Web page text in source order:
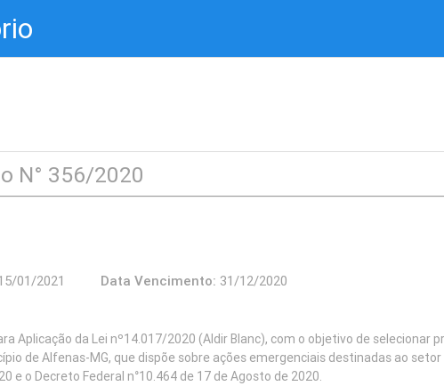
N° 356/2020
01/2021 Data Vencimento: 31/12/2020
Aplicação da Lei nº14.017/2020 (Aldir Blanc), com o objetivo de
de Alfenas-MG, que dispõe sobre ações emergenciais destinadas ao
e o Decreto Federal n°10.464 de 17 de Agosto de 2020.